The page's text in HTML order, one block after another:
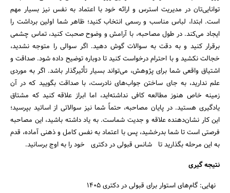
توانایی‌تان در مدیریت استرس و ارائه خود با اعتماد به نفس نیز بسیار مهم
است. ابتدا، لباس مناسب و رسمی انتخاب کنید؛ ظاهر شما اولین برداشت را
ایجاد می‌کند. در طول مصاحبه، با آرامش و وضوح صحبت کنید، تماس چشمی
برقرار کنید و به دقت به سوالات گوش دهید. اگر سوالی را متوجه نشدید،
خجالت نکشید و با احترام درخواست کنید تا دوباره توضیح داده شود. صداقت و
اشتیاق واقعی شما برای پژوهش، می‌تواند بسیار تأثیرگذار باشد. اگر به موردی
علم ندارید، به جای ساختن جواب‌های نادرست، با صداقت بگویید که در آن
زمینه خاص هنوز مطالعه کافی نداشته‌اید، اما ابراز علاقه کنید که مشتاق
یادگیری هستید. در پایان مصاحبه، حتماً شما نیز سوالاتی از اساتید بپرسید؛
این کار نشان‌دهنده علاقه و جدیت شماست. به یاد داشته باشید، این مصاحبه
فرصتی است تا شما بدرخشید، پس با اعتماد به نفس کامل و ذهنی آماده، قدم
به این مرحله بگذارید تا شانس قبولی در دکتری خود را به اوج برسانید.
نتیجه گیری
نهایی: گام‌های استوار برای قبولی در دکتری ۱۴۰۵